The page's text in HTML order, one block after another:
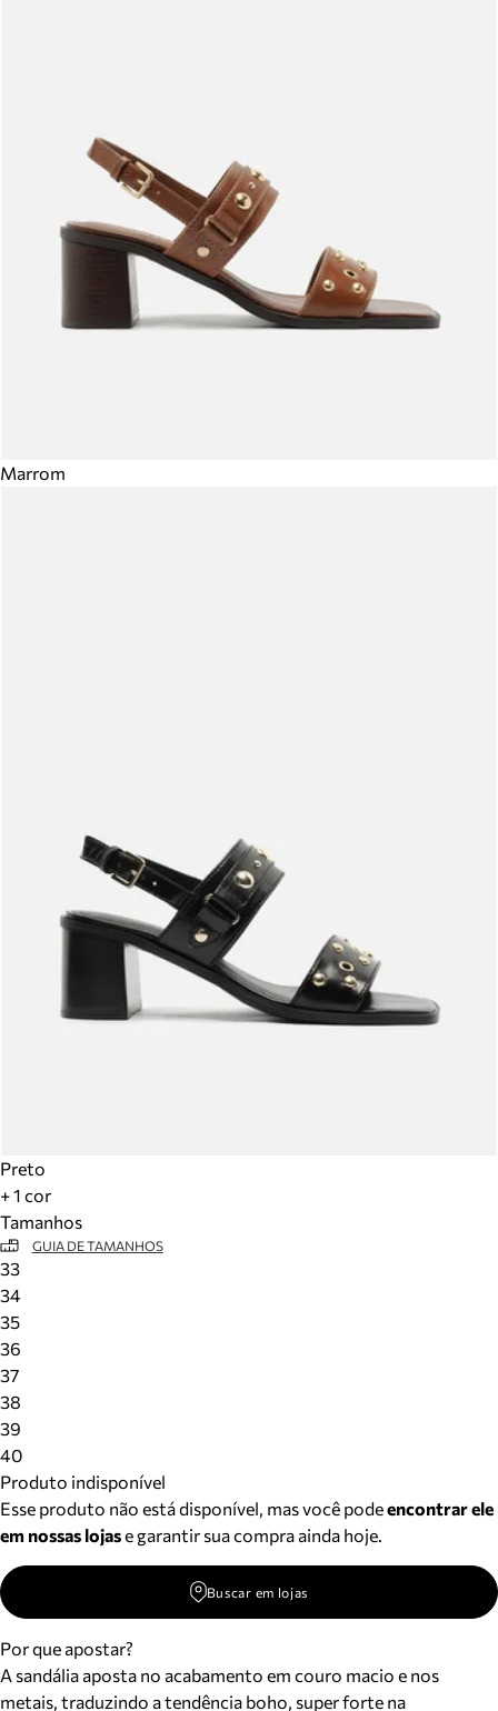
Marrom
Preto
+ 1 cor
Tamanhos
GUIA DE TAMANHOS
33
34
35
36
37
38
39
40
Produto indisponível
Esse produto não está disponível, mas você podeencontrar ele
em nossas lojase garantir sua compra ainda hoje.
Buscar em lojas
Por que apostar?
A sandália aposta no acabamento em couro macio e nos
metais, traduzindo a tendência boho, super forte na